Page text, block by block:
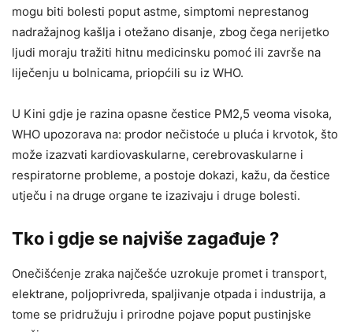
mogu biti bolesti poput astme, simptomi neprestanog
nadražajnog kašlja i otežano disanje, zbog čega nerijetko
ljudi moraju tražiti hitnu medicinsku pomoć ili završe na
liječenju u bolnicama, priopćili su iz WHO.
U Kini gdje je razina opasne čestice PM2,5 veoma visoka,
WHO upozorava na: prodor nečistoće u pluća i krvotok, što
može izazvati kardiovaskularne, cerebrovaskularne i
respiratorne probleme, a postoje dokazi, kažu, da čestice
utječu i na druge organe te izazivaju i druge bolesti.
Tko i gdje se najviše zagađuje ?
Onečišćenje zraka najčešće uzrokuje promet i transport,
elektrane, poljoprivreda, spaljivanje otpada i industrija, a
tome se pridružuju i prirodne pojave poput pustinjske